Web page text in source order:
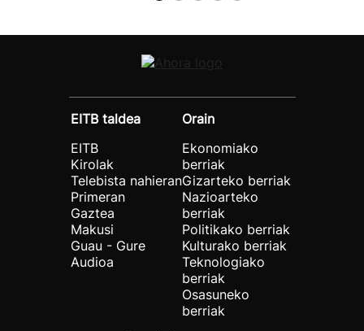
EITB taldea
EITB
Kirolak
Telebista nahieran
Primeran
Gaztea
Makusi
Guau - Gure
Audioa
Orain
Ekonomiako
berriak
Gizarteko berriak
Nazioarteko
berriak
Politikako berriak
Kulturako berriak
Teknologiako
berriak
Osasuneko
berriak